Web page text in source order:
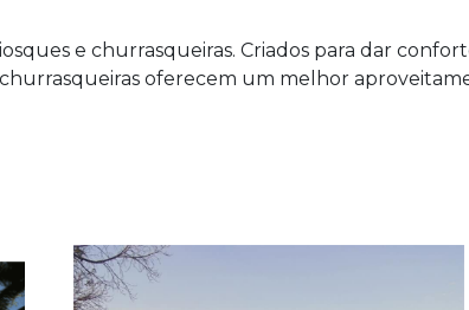
e churrasqueiras. Criados para dar
oferecem um melhor